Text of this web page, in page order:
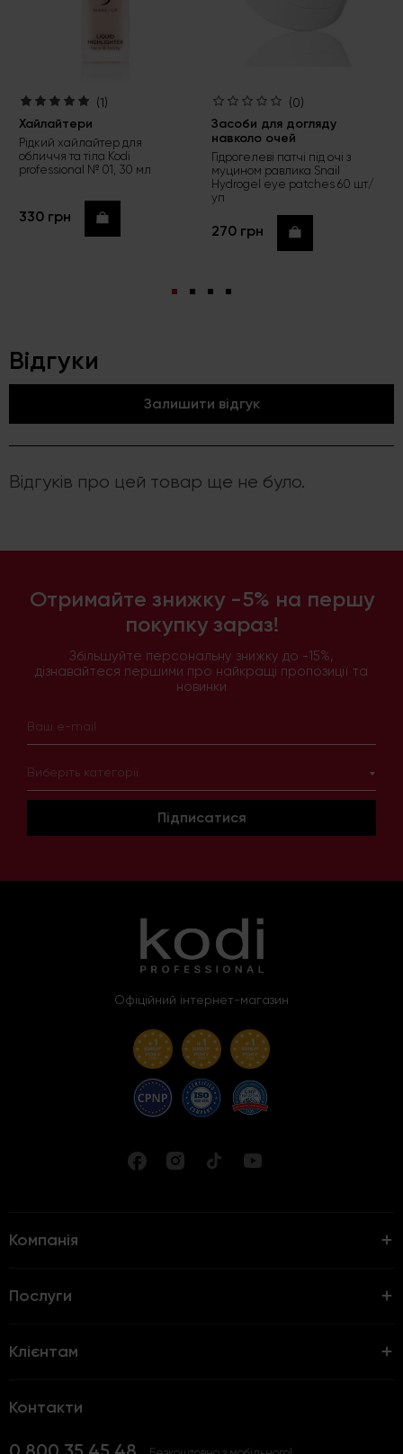
(1)
Хайлайтери
Рідкий хайлайтер для
обличчя та тіла Kodi
professional № 01, 30 мл
330 грн Купити
(0)
Засоби для догляду
навколо очей
Гідрогелеві патчі під очі з
муцином равлика Snail
Hydrogel eye patches 60 шт/
уп
270 грн Купити
Відгуки
Залишити відгук
Відгуків про цей товар ще не було.
Отримайте знижку -5% на першу
покупку зараз!
Збільшуйте персональну знижку до -15%,
дізнавайтеся першими про найкращі пропозиції та
новинки
Виберіть категорії
Підписатися
Офіційний інтернет-магазин
Компанія
Послуги
Клієнтам
Контакти